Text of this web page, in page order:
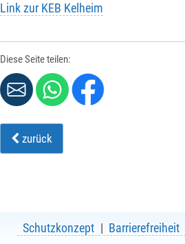
Vorname*:
Nachname*:
Strasse / Hausnr.
Link zur KEB Kelheim
Diese Seite teilen:
zurück
Schutzkonzept Barrierefreiheit